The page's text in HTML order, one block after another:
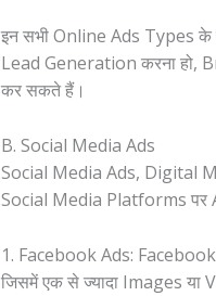
इन सभी Online Ads Types
Lead Generation करना हो,
कर सकते हैं।
B. Social Media Ads
Social Media Ads, Digital
Social Media Platforms
1. Facebook Ads:
जिसमें एक से ज्यादा Images